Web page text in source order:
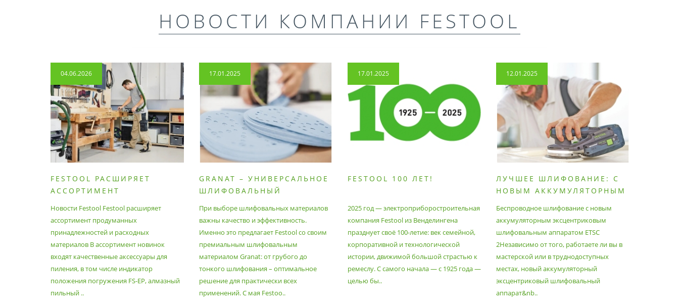
НОВОСТИ КОМПАНИИ FESTOOL
04.06.2026
FESTOOL РАСШИРЯЕТ
АССОРТИМЕНТ
ПРИНАДЛЕЖНОСТЕЙ И
РАСХОДНЫХ МАТЕРИАЛОВ
Новости Festool Festool расширяет
ассортимент продуманных
принадлежностей и расходных
материалов В ассортимент новинок
входят качественные аксессуары для
пиления, в том числе индикатор
положения погружения FS-EP, алмазный
пильный ..
17.01.2025
GRANAT – УНИВЕРСАЛЬНОЕ
ШЛИФОВАЛЬНЫЙ
При выборе шлифовальных материалов
важны качество и эффективность.
Именно это предлагает Festool со своим
премиальным шлифовальным
материалом Granat: от грубого до
тонкого шлифования – оптимальное
решение для практически всех
применений. С мая Festoo..
17.01.2025
FESTOOL 100 ЛЕТ!
2025 год — электроприборостроительная
компания Festool из Венделингена
празднует своё 100-летие: век семейной,
корпоративной и технологической
истории, движимой большой страстью к
ремеслу. С самого начала — с 1925 года —
целью бы..
12.01.2025
ЛУЧШЕЕ ШЛИФОВАНИЕ: С
НОВЫМ АККУМУЛЯТОРНЫМ
АППАРАТОМ ETSC2
Беспроводное шлифование с новым
аккумуляторным эксцентриковым
шлифовальным аппаратом ETSC
2Независимо от того, работаете ли вы в
мастерской или в труднодоступных
местах, новый аккумуляторный
эксцентриковый шлифовальный
аппарат&nb..